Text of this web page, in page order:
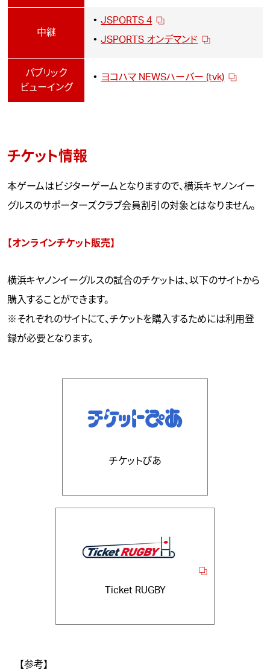
中継
JSPORTS 4
JSPORTS オンデマンド
パブリック
ビューイング
ヨコハマ NEWSハーバー (tvk)
チケット情報
本ゲームはビジターゲームとなりますので、横浜キヤノンイー
グルスのサポーターズクラブ会員割引の対象とはなりません。
【オンラインチケット販売】
横浜キヤノンイーグルスの試合のチケットは、以下のサイトから
購入することができます。
※それぞれのサイトにて、チケットを購入するためには利用登
録が必要となります。
チケットぴあ
Ticket RUGBY
【参考】